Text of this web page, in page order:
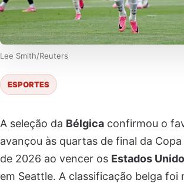
Lee Smith/Reuters
ESPORTES
A seleção da Bélgica confirmou o
avançou às quartas de final da
de 2026 ao vencer os Estados
em Seattle. A classificação belga foi